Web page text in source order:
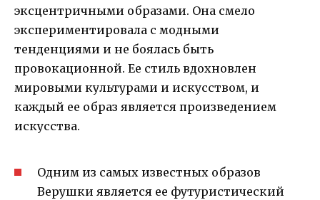
эксцентричными образами. Она смело
экспериментировала с модными
тенденциями и не боялась быть
провокационной. Ее стиль вдохновлен
мировыми культурами и искусством, и
каждый ее образ является произведением
искусства.
Одним из самых известных образов
Верушки является ее футуристический